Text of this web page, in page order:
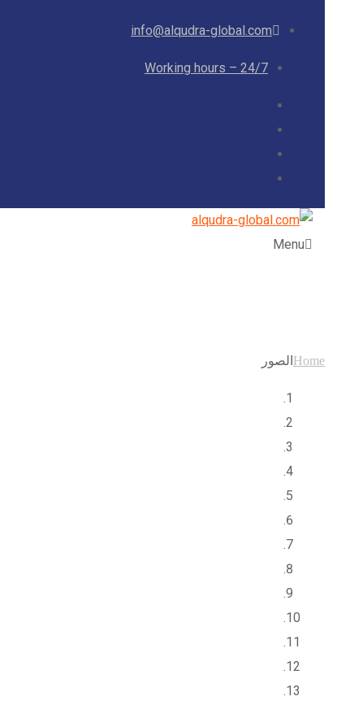
info@alqudra-global.com
Working hours – 24/7
Menu
Home الصور